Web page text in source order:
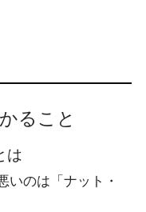
ること
は
いのは「ナット・